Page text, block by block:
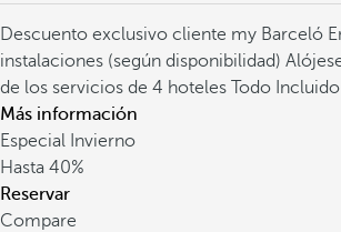
Descuento exclusivo cliente my Barceló
instalaciones (según disponibilidad)
de los servicios de 4 hoteles Todo Incluido
Más información
Especial Invierno
Hasta 40%
Reservar
Compare